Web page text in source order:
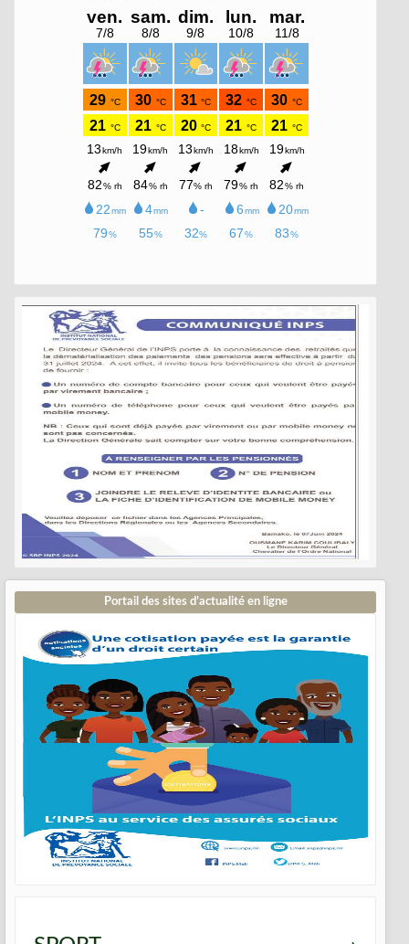
Portail des sites d’actualité en ligne